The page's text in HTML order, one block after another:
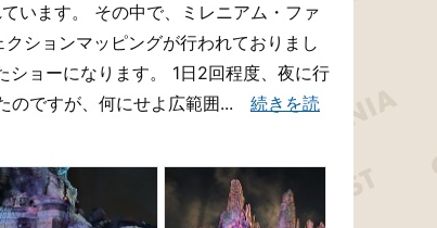
います。 その中で、ミレニアム・ファ
ションマッピングが行われておりまし
ョーになります。 1日2回程度、夜に行
のですが、何にせよ広範囲... 続きを読